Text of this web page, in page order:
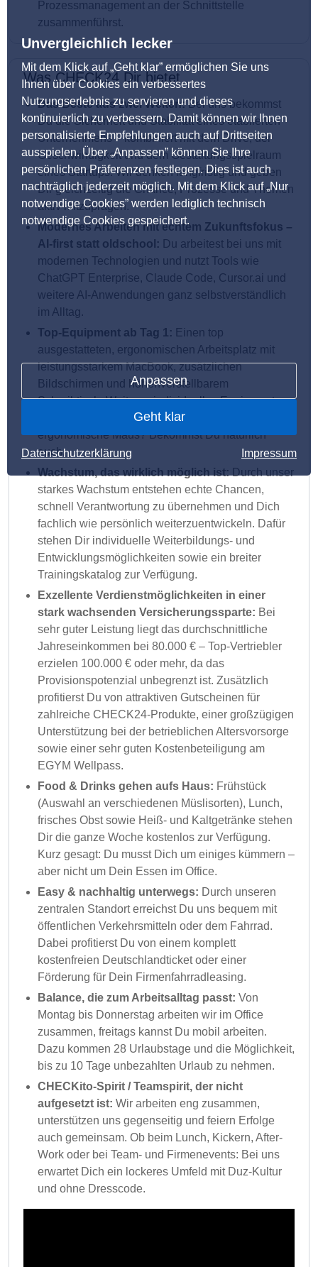
Unvergleichlich lecker
Mit dem Klick auf „Geht klar” ermöglichen Sie uns
Ihnen über Cookies ein verbessertes
Nutzungserlebnis zu servieren und dieses
kontinuierlich zu verbessern. Damit können wir Ihnen
personalisierte Empfehlungen auch auf Drittseiten
ausspielen. Über „Anpassen” können Sie Ihre
persönlichen Präferenzen festlegen. Dies ist auch
nachträglich jederzeit möglich. Mit dem Klick auf „Nur
notwendige Cookies” werden lediglich technisch
notwendige Cookies gespeichert.
Anpassen
Geht klar
Datenschutzerklärung Impressum
Prozessmanagement an der Schnittstelle
zusammenführst.
Was CHECK24 Dir bietet
Das Beste aus zwei Welten:Bei uns bekommst
Du die Sicherheit und Stabilität eines etablierten
Unternehmens – kombiniert mit dem Drive, der
Geschwindigkeit und dem Gestaltungsspielraum
eines Startups. Wir denken langfristig und geben
Dir gleichzeitig die Chance, Prozesse und Themen
aktiv mitzuprägen.
Modernes Arbeiten mit echtem Zukunftsfokus –
AI-first statt oldschool: Du arbeitest bei uns mit
modernen Technologien und nutzt Tools wie
ChatGPT Enterprise, Claude Code, Cursor.ai und
weitere AI-Anwendungen ganz selbstverständlich
im Alltag.
Top-Equipment ab Tag 1: Einen top
ausgestatteten, ergonomischen Arbeitsplatz mit
leistungsstarkem MacBook, zusätzlichen
Bildschirmen und höhenverstellbarem
Schreibtisch. Weiteres individuelles Equipment
wie Noise-Cancelling-Kopfhörer oder
ergonomische Maus? Bekommst Du natürlich
auch.
Wachstum, das wirklich möglich ist: Durch unser
starkes Wachstum entstehen echte Chancen,
schnell Verantwortung zu übernehmen und Dich
fachlich wie persönlich weiterzuentwickeln. Dafür
stehen Dir individuelle Weiterbildungs- und
Entwicklungsmöglichkeiten sowie ein breiter
Trainingskatalog zur Verfügung.
Exzellente Verdienstmöglichkeiten in einer
stark wachsenden Versicherungssparte: Bei
sehr guter Leistung liegt das durchschnittliche
Jahreseinkommen bei 80.000 € – Top-Vertriebler
erzielen 100.000 € oder mehr, da das
Provisionspotenzial unbegrenzt ist. Zusätzlich
profitierst Du von attraktiven Gutscheinen für
zahlreiche CHECK24-Produkte, einer großzügigen
Unterstützung bei der betrieblichen Altersvorsorge
sowie einer sehr guten Kostenbeteiligung am
EGYM Wellpass.
Food & Drinks gehen aufs Haus: Frühstück
(Auswahl an verschiedenen Müslisorten), Lunch,
frisches Obst sowie Heiß- und Kaltgetränke stehen
Dir die ganze Woche kostenlos zur Verfügung.
Kurz gesagt: Du musst Dich um einiges kümmern –
aber nicht um Dein Essen im Office.
Easy & nachhaltig unterwegs: Durch unseren
zentralen Standort erreichst Du uns bequem mit
öffentlichen Verkehrsmitteln oder dem Fahrrad.
Dabei profitierst Du von einem komplett
kostenfreien Deutschlandticket oder einer
Förderung für Dein Firmenfahrradleasing.
Balance, die zum Arbeitsalltag passt: Von
Montag bis Donnerstag arbeiten wir im Office
zusammen, freitags kannst Du mobil arbeiten.
Dazu kommen 28 Urlaubstage und die Möglichkeit,
bis zu 10 Tage unbezahlten Urlaub zu nehmen.
CHECKito-Spirit / Teamspirit, der nicht
aufgesetzt ist: Wir arbeiten eng zusammen,
unterstützen uns gegenseitig und feiern Erfolge
auch gemeinsam. Ob beim Lunch, Kickern, After-
Work oder bei Team- und Firmenevents: Bei uns
erwartet Dich ein lockeres Umfeld mit Duz-Kultur
und ohne Dresscode.